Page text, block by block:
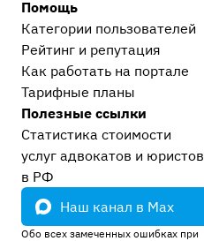
Помощь
Категории пользователей
Рейтинг и репутация
Как работать на портале
Тарифные планы
Полезные ссылки
Статистика стоимости
услуг адвокатов и юристов
в РФ
Наш канал в Max
Обо всех замеченных ошибках при